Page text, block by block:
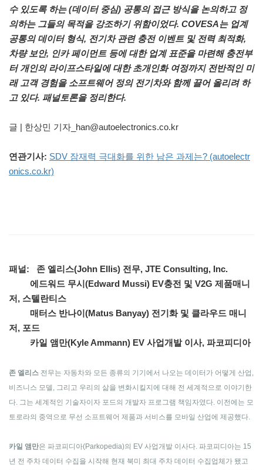
수 있도록 하는 (데이터 중심) 공통의 접근 방식을 논의하고 정
의하는 그들의 목적을 강조하기 위함이었다. COVESA는 업계
공통의 데이터 형식, 전기차 관련 충전 이벤트 및 전력 최적화,
차량 보안, 인카 페이먼트 등에 대한 업계 표준을 마련해 충전부
터 개인의 라이프스타일에 대한 초개인화 여정까지 전반적인 미
래 고객 경험을 소프트웨어 정의 전기차와 함께 끌어 올리려 하
고 있다. 패널토론을 정리한다.
글 | 한상민 기자_han@autoelectronics.co.kr
연관기사: SDV 잠재력 극대화를 위한 남은 과제는? (autoelectr
onics.co.kr)
패널: 존 엘리스(John Ellis) 전무, JTE Consulting, Inc.
에드워드 무시(Edward Mussi) EV충전 및 V2G 제품매니
저, 스텔란티스
매터스 반나이(Matus Banyay) 전기화 및 클라우드 매니
저, 포드
카일 앰만(Kyle Ammann) EV 사업개발 이사, 파코피디아
존 엘리스 전무는 자동차와 모든 종류의 기기에서 나오는 데이터가 어떻게 산업,
비즈니스 모델, 그리고 우리의 삶을 변화시킬지에 대해 전 세계적으로 이야기한
다. 그는 세계적인 기술자이자 포드의 개발자 프로그램 책임자였다. 이전에는 모
토로라의 중역으로 무선 소프트웨어 제품과 서비스를 모바일 산업에 제공했다.
카일 앰만은 파코피디아(Parkopedia)의 EV 사업개발 이사다. 파코피디아는 15
년 전 주차 데이터 수집을 시작해 현재 북미 최대 주차 데이터 수집업체가 됐고